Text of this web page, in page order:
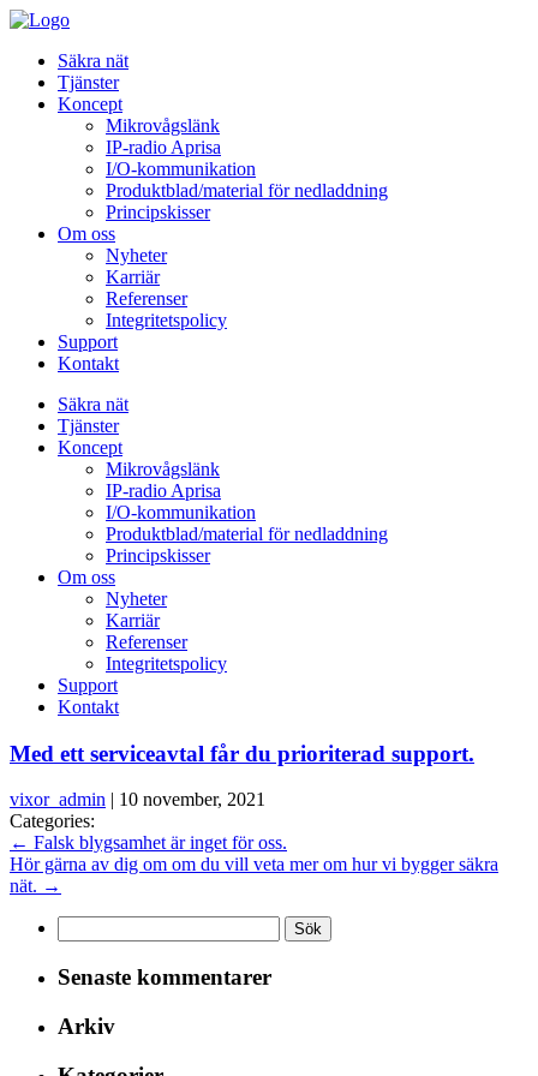
Säkra nät
Tjänster
Koncept
Mikrovågslänk
IP-radio Aprisa
I/O-kommunikation
Produktblad/material för nedladdning
Principskisser
Om oss
Nyheter
Karriär
Referenser
Integritetspolicy
Support
Kontakt
Säkra nät
Tjänster
Koncept
Mikrovågslänk
IP-radio Aprisa
I/O-kommunikation
Produktblad/material för nedladdning
Principskisser
Om oss
Nyheter
Karriär
Referenser
Integritetspolicy
Support
Kontakt
Med ett serviceavtal får du prioriterad support.
vixor_admin | 10 november, 2021
Categories:
← Falsk blygsamhet är inget för oss.
Hör gärna av dig om om du vill veta mer om hur vi bygger säkra
nät. →
efter:
Senaste kommentarer
Arkiv